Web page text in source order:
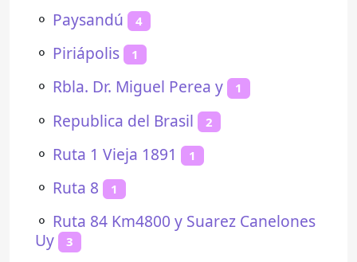
⚬ Paysandú 4
⚬ Piriápolis 1
⚬ Rbla. Dr. Miguel Perea y 1
⚬ Republica del Brasil 2
⚬ Ruta 1 Vieja 1891 1
⚬ Ruta 8 1
⚬ Ruta 84 Km4800 y Suarez Canelones
Uy
3